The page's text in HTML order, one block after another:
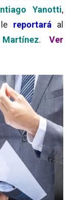
Yanotti,
reportará al
.Ver